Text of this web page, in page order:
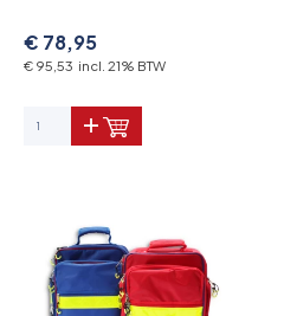
€ 78,95
€ 95,53 incl. 21% BTW